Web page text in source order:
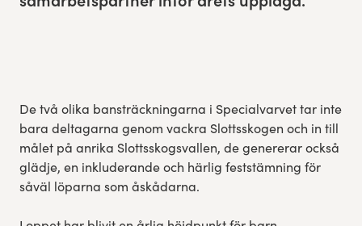
De två olika bansträckningarna i Specialvarvet tar inte
bara deltagarna genom vackra Slottsskogen och in till
målet på anrika Slottsskogsvallen, de genererar också
glädje, en inkluderande och härlig feststämning för
såväl löparna som åskådarna.
Hållbarhet
Göteborgsvarvets historia
Funktionär/Volontär